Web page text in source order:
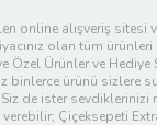
online alışveriş sitesi
olan tüm
Özel Ürünler ve Hediye
binlerce ürünü sizlere
Siz de ister
Çiçeksepeti